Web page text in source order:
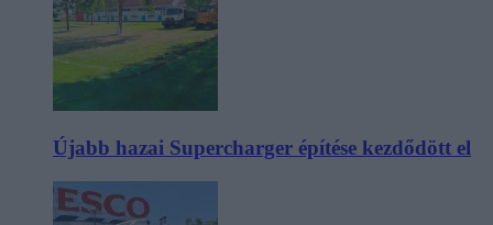
Újabb hazai Supercharger építése kezdődött el